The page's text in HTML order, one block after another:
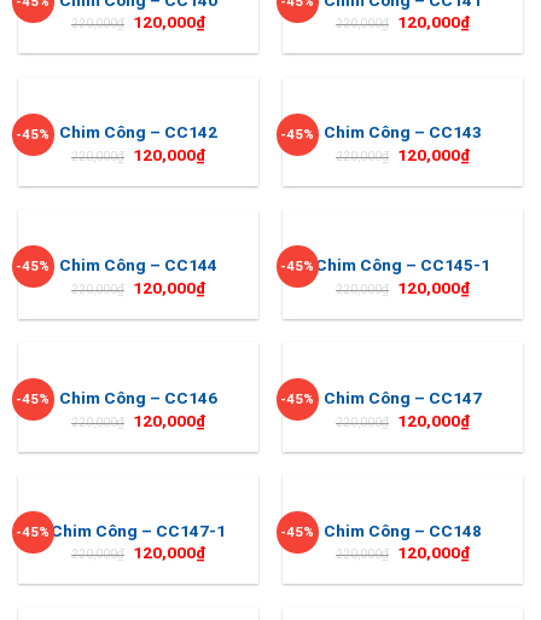
220,000₫ 120,000₫ 220,000₫ 120,000₫
-45% Chim Công – CC142
220,000₫ 120,000₫
-45% Chim Công – CC143
220,000₫ 120,000₫
-45% Chim Công – CC144
220,000₫ 120,000₫
-45% Chim Công – CC145-1
220,000₫ 120,000₫
-45% Chim Công – CC146
220,000₫ 120,000₫
-45% Chim Công – CC147
220,000₫ 120,000₫
-45% Chim Công – CC147-1
220,000₫ 120,000₫
-45% Chim Công – CC148
220,000₫ 120,000₫